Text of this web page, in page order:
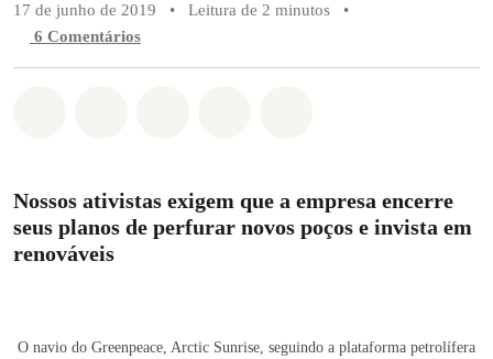
17 de junho de 2019
• Leitura de 2 minutos
•
6 Comentários
Nossos ativistas exigem que a empresa encerre
seus planos de perfurar novos poços e invista em
renováveis
O navio do Greenpeace, Arctic Sunrise, seguindo a plataforma petrolífera